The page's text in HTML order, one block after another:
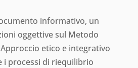
informativo, un
oggettive sul Metodo
etico e integrativo
i processi di riequilibrio